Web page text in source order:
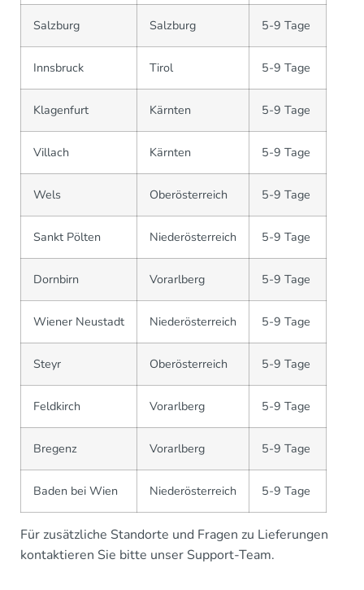
Salzburg Salzburg 5-9 Tage
Innsbruck Tirol 5-9 Tage
Klagenfurt Kärnten 5-9 Tage
Villach Kärnten 5-9 Tage
Wels Oberösterreich 5-9 Tage
Sankt Pölten Niederösterreich 5-9 Tage
Dornbirn Vorarlberg 5-9 Tage
Wiener Neustadt Niederösterreich 5-9 Tage
Steyr Oberösterreich 5-9 Tage
Feldkirch Vorarlberg 5-9 Tage
Bregenz Vorarlberg 5-9 Tage
Baden bei Wien Niederösterreich 5-9 Tage
Für zusätzliche Standorte und Fragen zu Lieferungen
kontaktieren Sie bitte unser Support-Team.